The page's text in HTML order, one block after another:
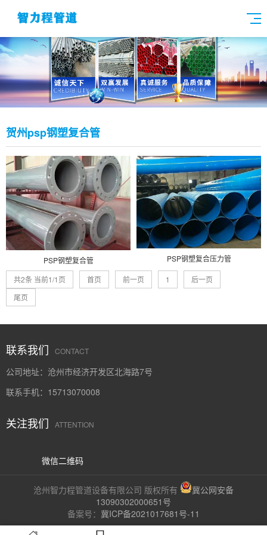
贺州psp钢塑复合管
PSP钢塑复合管 PSP钢塑复合压力管
共2条 当前1/1页 首页 前一页 1
后一页
尾页
联系我们 CONTACT
公司地址：沧州市经济开发区北海路7号
联系手机：15713070008
关注我们 ATTENTION
微信二维码
沧州智力程管道设备有限公司 版权所有
冀公网安备
13090302000651号
备案号： 冀ICP备2021017681号-11